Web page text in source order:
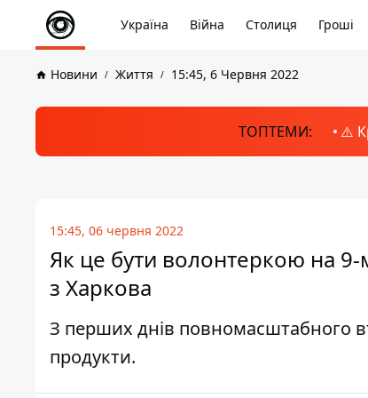
Україна Війна Столиця Гроші
Новини Життя 15:45, 6 Червня 2022
ТОПТЕМИ: ⚠️
15:45, 06 червня 2022
Як це бути волонтеркою на 9-
з Харкова
З перших днів повномасштабного
продукти.